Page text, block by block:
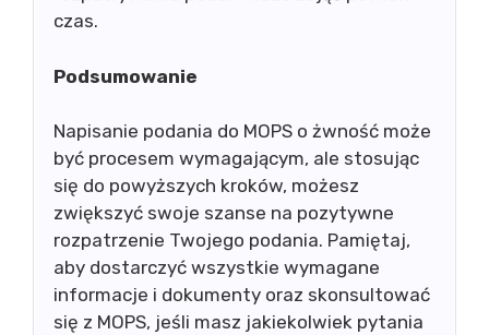
czas.
Podsumowanie
Napisanie podania do MOPS o żwność może
być procesem wymagającym, ale stosując
się do powyższych kroków, możesz
zwiększyć swoje szanse na pozytywne
rozpatrzenie Twojego podania. Pamiętaj,
aby dostarczyć wszystkie wymagane
informacje i dokumenty oraz skonsultować
się z MOPS, jeśli masz jakiekolwiek pytania